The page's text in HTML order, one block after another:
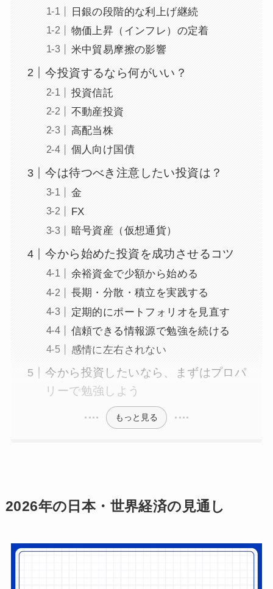
日銀の段階的な利上げ継続
物価上昇（インフレ）の定着
米中貿易摩擦の影響
今投資するなら何がいい？
投資信託
不動産投資
高配当株
個人向け国債
今は待つべき注意したい投資は？
金
FX
暗号資産（仮想通貨）
今から始めた投資を成功させるコツ
余裕資金で少額から始める
長期・分散・積立を実践する
定期的にポートフォリオを見直す
信頼できる情報源で勉強を続ける
感情に左右されない
今から投資したいなら、まずはプロパ
リーで勉強しよう
もっと見る
2026年の日本・世界経済の見通し